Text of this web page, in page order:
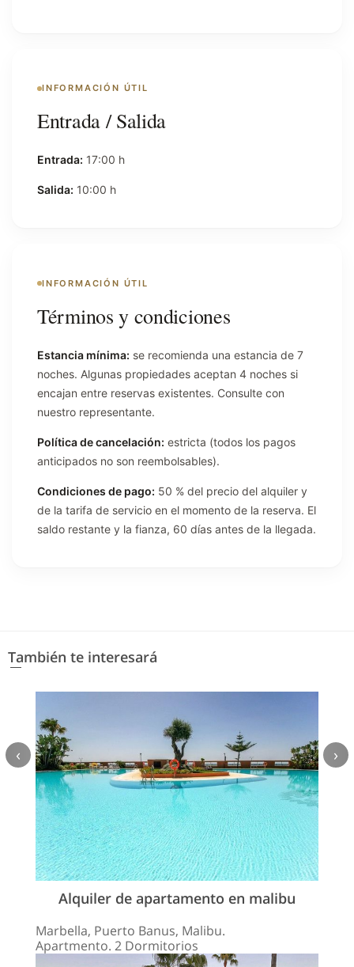
INFORMACIÓN ÚTIL
Entrada / Salida
Entrada: 17:00 h
Salida: 10:00 h
INFORMACIÓN ÚTIL
Términos y condiciones
Estancia mínima: se recomienda una estancia de 7
noches. Algunas propiedades aceptan 4 noches si
encajan entre reservas existentes. Consulte con
nuestro representante.
Política de cancelación: estricta (todos los pagos
anticipados no son reembolsables).
Condiciones de pago: 50 % del precio del alquiler y
de la tarifa de servicio en el momento de la reserva. El
saldo restante y la fianza, 60 días antes de la llegada.
También te interesará
Alquiler de apartamento en malibu
Marbella, Puerto Banus, Malibu.
Apartmento. 2 Dormitorios
‹ ›